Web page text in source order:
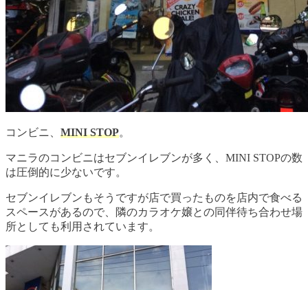
コンビニ、 MINI STOP。
マニラのコンビニはセブンイレブンが多く、MINI STOPの数
は圧倒的に少ないです。
セブンイレブンもそうですが店で買ったものを店内で食べる
スペースがあるので、隣のカラオケ嬢との同伴待ち合わせ場
所としても利用されています。